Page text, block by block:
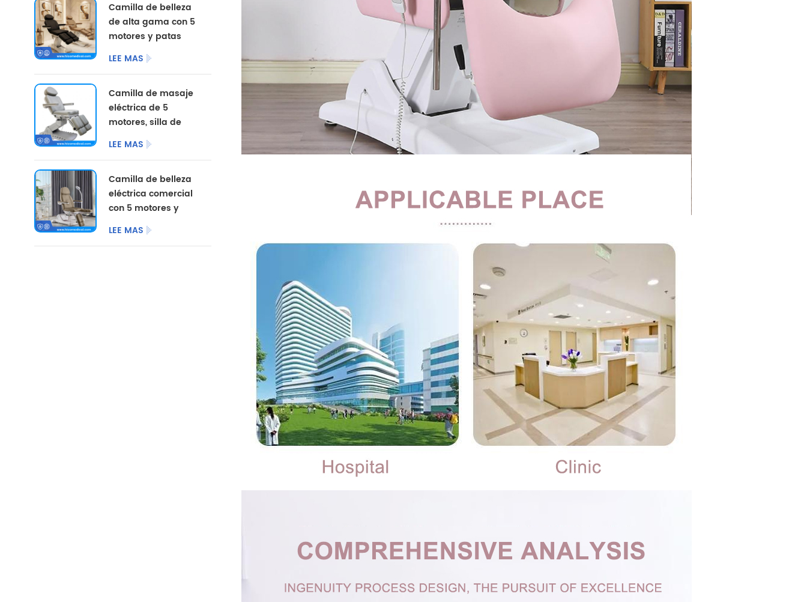
Camilla de belleza
de alta gama con 5
motores y patas
divididas, con
opciones de color
LEE MAS
Camilla de masaje
eléctrica de 5
motores, silla de
pedicura
cosmética,
salón, camilla de
belleza eléctrica
para centro de
podología.
LEE MAS
Camilla de belleza
eléctrica comercial
con 5 motores y
patas divididas.
LEE MAS